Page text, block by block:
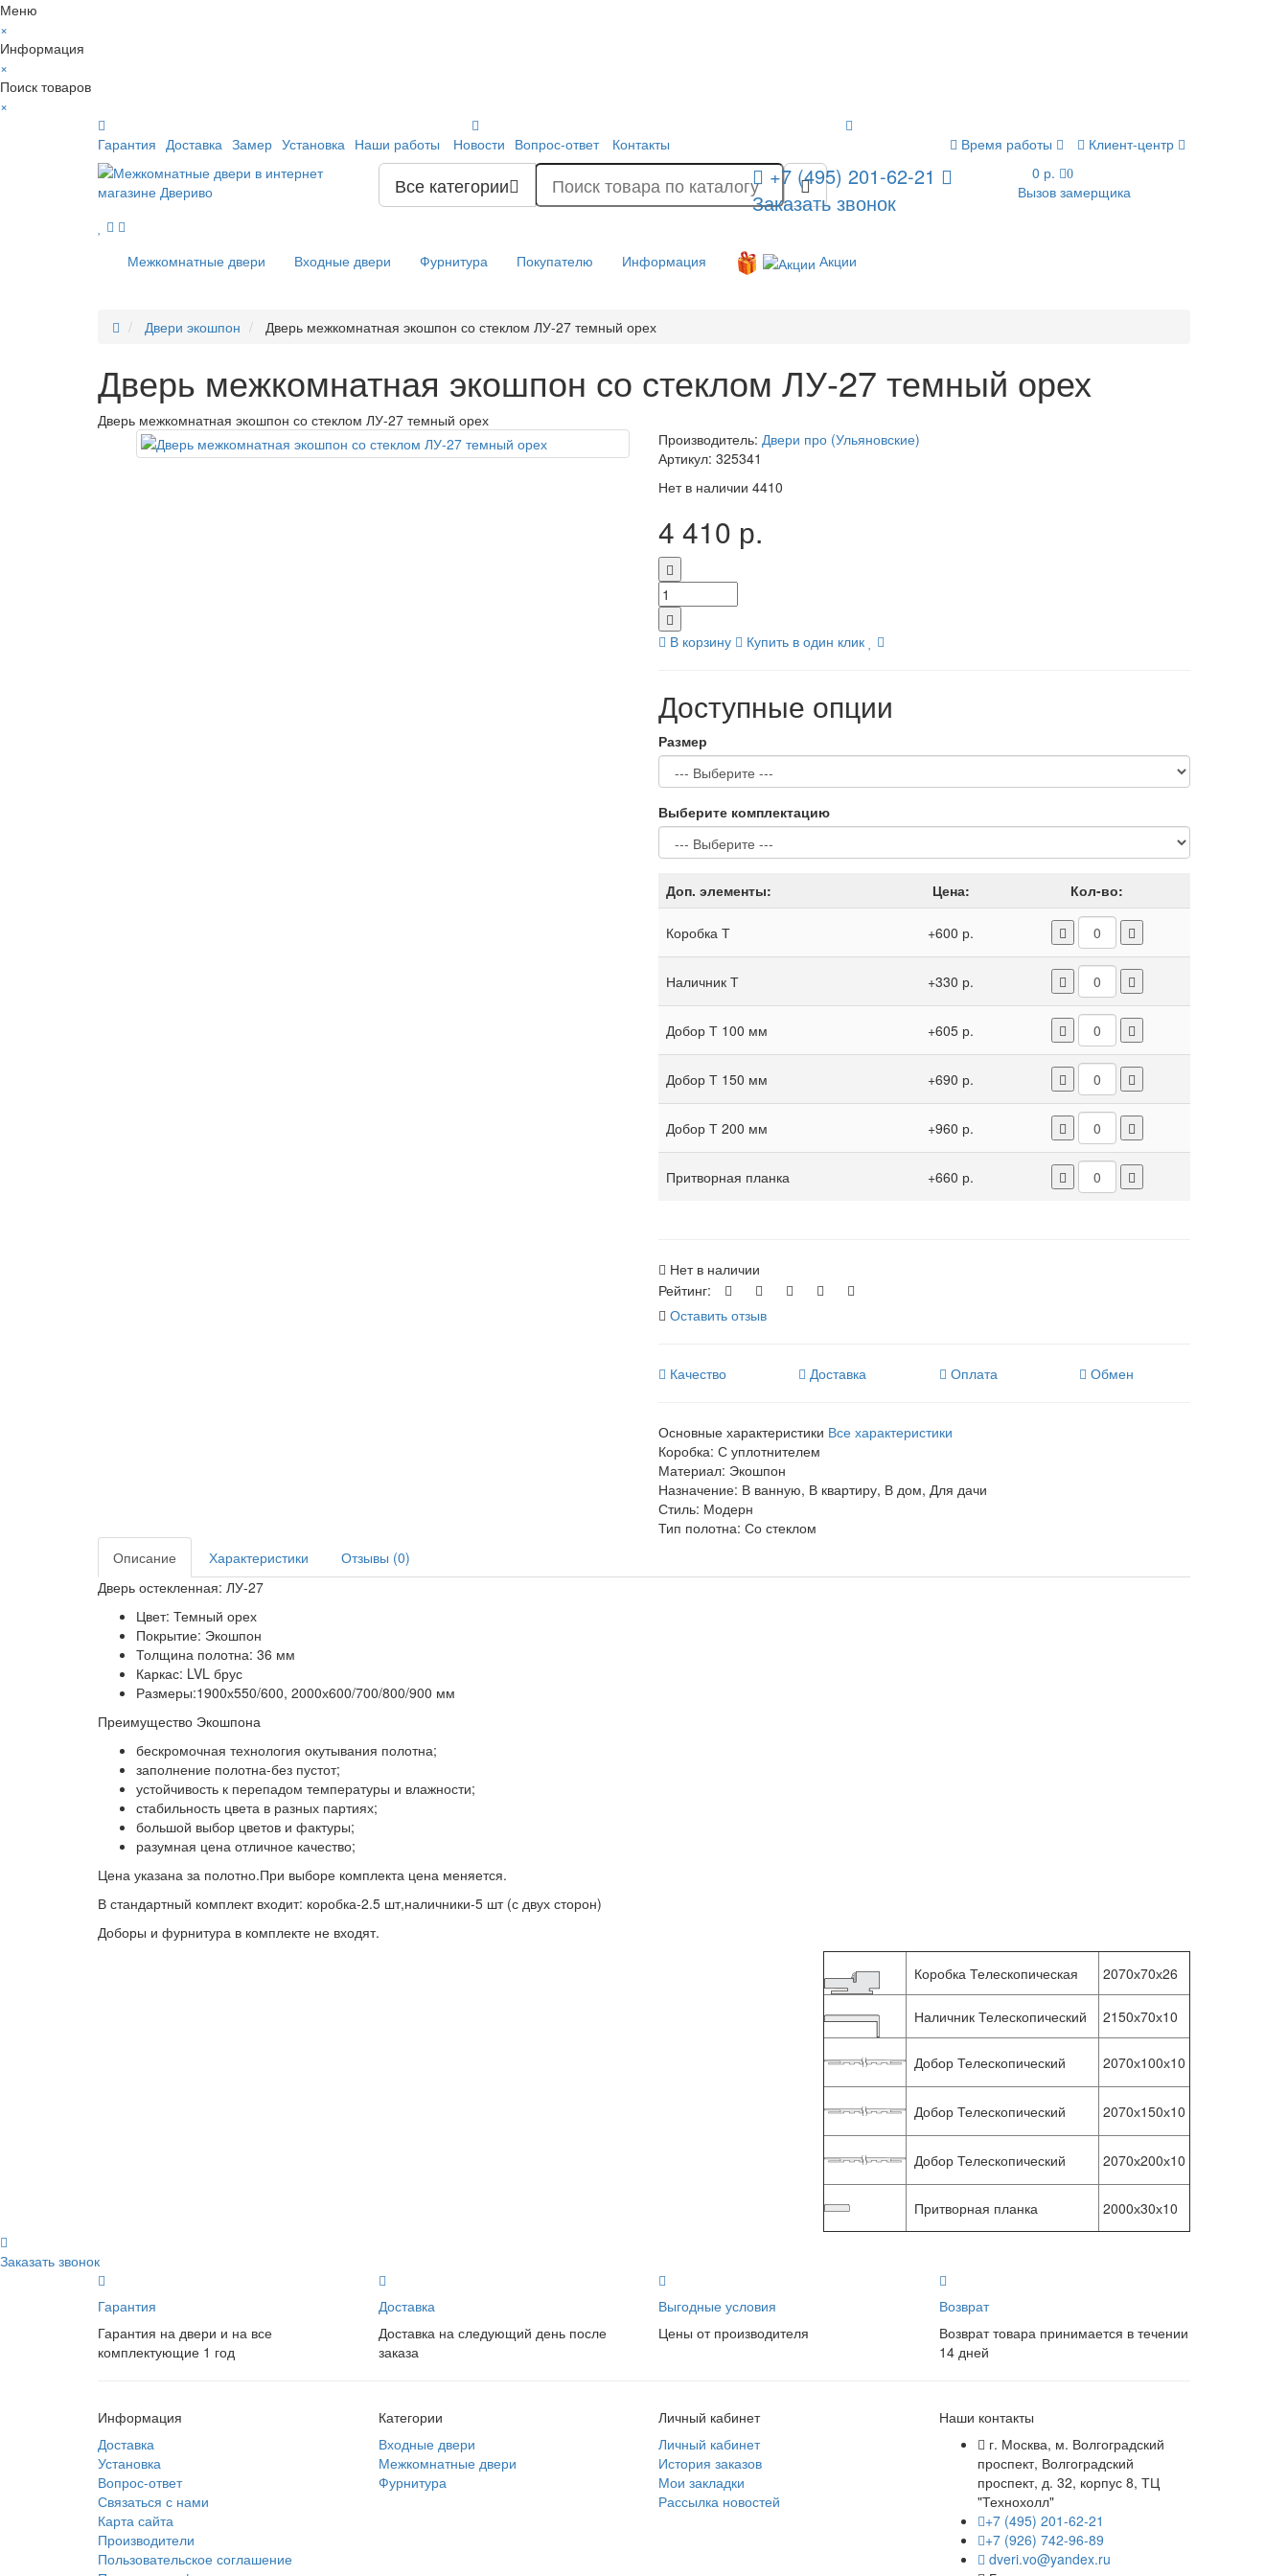
Меню
×
Информация
×
Поиск товаров
×
Гарантия Доставка Замер Установка Наши работы Новости Вопрос-ответ Контакты Время работы Клиент-центр
Все категории
+7 (495) 201-62-21
Заказать звонок
0 р. 0
Вызов замерщика
Межкомнатные двери Входные двери Фурнитура Покупателю Информация Акции
Двери экошпон Дверь межкомнатная экошпон со стеклом ЛУ-27 темный орех
Дверь межкомнатная экошпон со стеклом ЛУ-27 темный орех
Дверь межкомнатная экошпон со стеклом ЛУ-27 темный орех
Производитель: Двери про (Ульяновские)
Артикул: 325341
Нет в наличии 4410
4 410 р.
В корзину Купить в один клик
Доступные опции
Размер
Выберите комплектацию
Доп. элементы: Цена: Кол-во:
Коробка Т +600 р.
Наличник Т +330 р.
Добор Т 100 мм +605 р.
Добор Т 150 мм +690 р.
Добор Т 200 мм +960 р.
Притворная планка +660 р.
Нет в наличии
Рейтинг:
Оставить отзыв
Качество Доставка Оплата Обмен
Основные характеристики Все характеристики
Коробка: С уплотнителем
Материал: Экошпон
Назначение: В ванную, В квартиру, В дом, Для дачи
Стиль: Модерн
Тип полотна: Со стеклом
Описание
Характеристики
Отзывы (0)
Дверь остекленная: ЛУ-27
Цвет: Темный орех
Покрытие: Экошпон
Толщина полотна: 36 мм
Каркас: LVL брус
Размеры:1900х550/600, 2000х600/700/800/900 мм
Преимущество Экошпона
бескромочная технология окутывания полотна;
заполнение полотна-без пустот;
устойчивость к перепадом температуры и влажности;
стабильность цвета в разных партиях;
большой выбор цветов и фактуры;
разумная цена отличное качество;
Цена указана за полотно.При выборе комплекта цена меняется.
В стандартный комплект входит: коробка-2.5 шт,наличники-5 шт (с двух сторон)
Доборы и фурнитура в комплекте не входят.
Коробка Телескопическая 2070х70х26
Наличник Телескопический 2150х70х10
Добор Телескопический 2070х100х10
Добор Телескопический 2070х150х10
Добор Телескопический 2070х200х10
Притворная планка 2000х30х10
Заказать звонок
Гарантия
Гарантия на двери и на все
комплектующие 1 год
Доставка
Доставка на следующий день после
заказа
Выгодные условия
Цены от производителя
Возврат
Возврат товара принимается в течении
14 дней
Информация
Доставка
Установка
Вопрос-ответ
Связаться с нами
Карта сайта
Производители
Пользовательское соглашение
Категории
Входные двери
Межкомнатные двери
Фурнитура
Личный кабинет
Личный кабинет
История заказов
Мои закладки
Рассылка новостей
Наши контакты
г. Москва, м. Волгоградский
проспект, Волгоградский
проспект, д. 32, корпус 8, ТЦ
"Технохолл"
+7 (495) 201-62-21
+7 (926) 742-96-89
dveri.vo@yandex.ru